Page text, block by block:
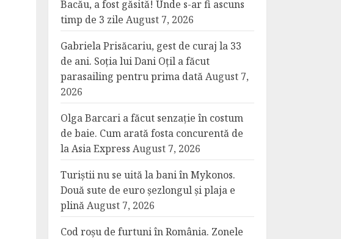
Bacău, a fost găsită! Unde s-ar fi ascuns
timp de 3 zile August 7, 2026
Gabriela Prisăcariu, gest de curaj la 33
de ani. Soția lui Dani Oțil a făcut
parasailing pentru prima datăAugust 7,
2026
Olga Barcari a făcut senzație în costum
de baie. Cum arată fosta concurentă de
la Asia Express August 7, 2026
Turiștii nu se uită la bani în Mykonos.
Două sute de euro șezlongul și plaja e
plinăAugust 7, 2026
Cod roșu de furtuni în România. Zonele